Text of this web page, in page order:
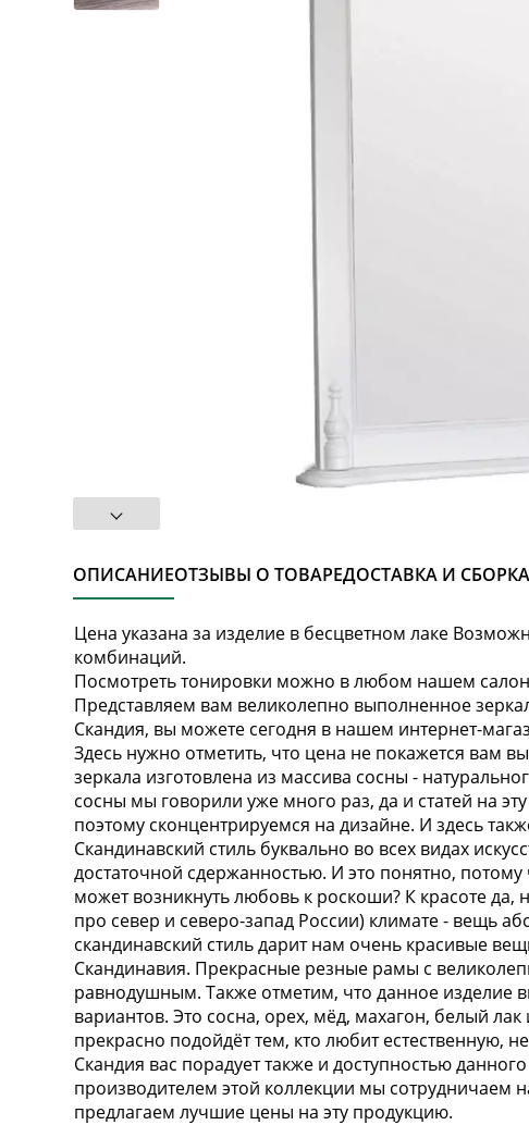
ОПИСАНИЕОТЗЫВЫ О ТОВАРЕДОСТАВКА И СБОРКА
Цена указана за изделие в бесцветном лаке
комбинаций.
Посмотреть тонировки можно в любом нашем
Представляем вам великолепно выполненное
Скандия, вы можете сегодня в нашем интернет-
Здесь нужно отметить, что цена не покажется вам
зеркала изготовлена из массива сосны -
сосны мы говорили уже много раз, да и статей на
поэтому сконцентрируемся на дизайне. И здесь
Скандинавский стиль буквально во всех видах
достаточной сдержанностью. И это понятно, потому
может возникнуть любовь к роскоши? К красоте
про север и северо-запад России) климате - вещь
скандинавский стиль дарит нам очень красивые
Скандинавия. Прекрасные резные рамы с
равнодушным. Также отметим, что данное изделие
вариантов. Это сосна, орех, мёд, махагон, белый
прекрасно подойдёт тем, кто любит естественную,
Скандия вас порадует также и доступностью
производителем этой коллекции мы сотрудничаем
предлагаем лучшие цены на эту продукцию.